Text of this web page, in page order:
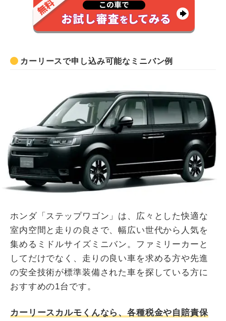
カーリースで申し込み可能なミニバン例
ホンダ「ステップワゴン」は、広々とした快適な
室内空間と走りの良さで、幅広い世代から人気を
集めるミドルサイズミニバン。ファミリーカーと
してだけでなく、走りの良い車を求める方や先進
の安全技術が標準装備された車を探している方に
おすすめの1台です。
カーリースカルモくんなら、各種税金や自賠責保